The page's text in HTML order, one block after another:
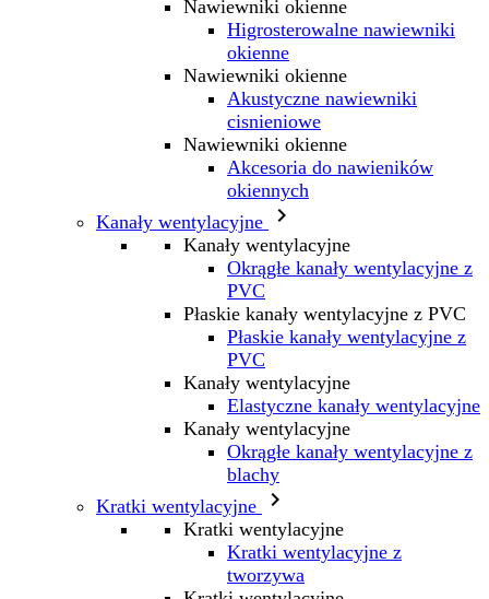
Nawiewniki okienne
Higrosterowalne nawiewniki
okienne
Nawiewniki okienne
Akustyczne nawiewniki
cisnieniowe
Nawiewniki okienne
Akcesoria do nawieników
okiennych
Kanały wentylacyjne

Kanały wentylacyjne
Okrągłe kanały wentylacyjne z
PVC
Płaskie kanały wentylacyjne z PVC
Płaskie kanały wentylacyjne z
PVC
Kanały wentylacyjne
Elastyczne kanały wentylacyjne
Kanały wentylacyjne
Okrągłe kanały wentylacyjne z
blachy
Kratki wentylacyjne

Kratki wentylacyjne
Kratki wentylacyjne z
tworzywa